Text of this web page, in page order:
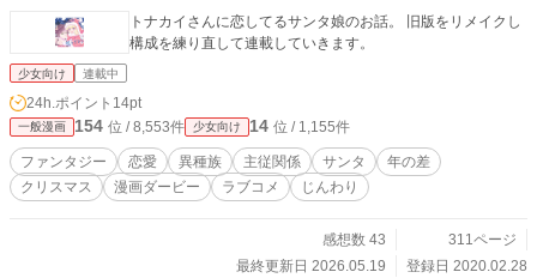
トナカイさんに恋してるサンタ娘のお話。 旧版をリメイクし
構成を練り直して連載していきます。
少女向け 連載中
24h.ポイント 14pt
一般漫画 154 位 / 8,553件 少女向け 14 位 / 1,155件
ファンタジー 恋愛 異種族 主従関係 サンタ
年の差
クリスマス
漫画ダービー ラブコメ じんわり
感想数 43
311ページ
最終更新日 2026.05.19
登録日 2020.02.28